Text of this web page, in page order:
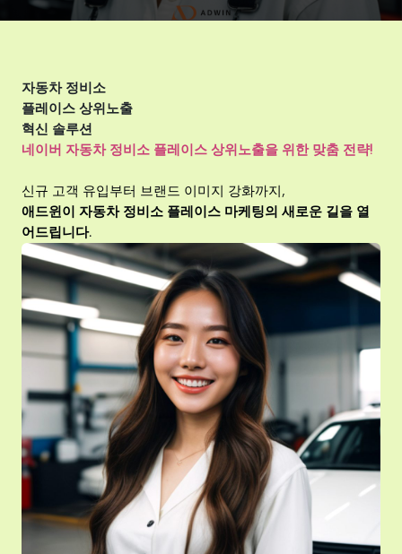
자동차 정비소
플레이스 상위노출
혁신 솔루션
네이버 자동차 정비소 플레이스 상위노출을 위한 맞춤 전략!
신규 고객 유입부터 브랜드 이미지 강화까지,
애드윈이 자동차 정비소 플레이스 마케팅의 새로운 길을 열
어드립니다.